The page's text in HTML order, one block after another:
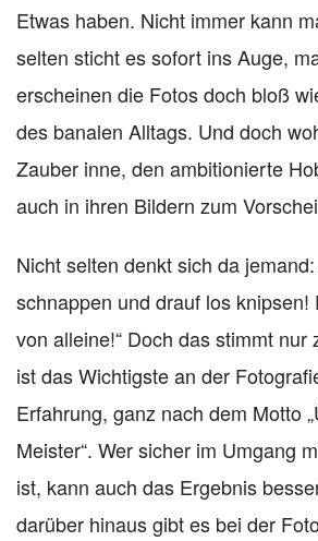
Etwas haben. Nicht immer kann
selten sticht es sofort ins Auge,
erscheinen die Fotos doch bloß
des banalen Alltags. Und doch
Zauber inne, den ambitionierte
auch in ihren Bildern zum
Nicht selten denkt sich da
schnappen und drauf los knipsen!
von alleine!“ Doch das stimmt nur
ist das Wichtigste an der
Erfahrung, ganz nach dem Motto
Meister“. Wer sicher im Umgang
ist, kann auch das Ergebnis
darüber hinaus gibt es bei der